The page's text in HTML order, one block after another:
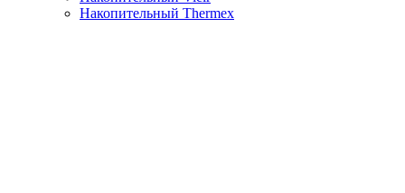
Накопительный Thermex